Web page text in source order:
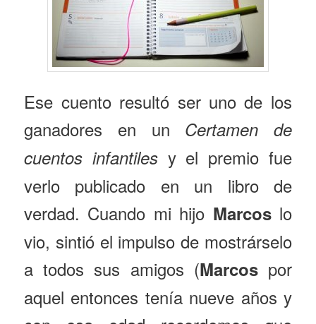
Ese cuento resultó ser uno de los
ganadores en un Certamen de
cuentos infantilesy el premio fue
verlo publicado en un libro de
verdad. Cuando mi hijo Marcoslo
vio, sintió el impulso de mostrárselo
a todos sus amigos (Marcospor
aquel entonces tenía nueve años y